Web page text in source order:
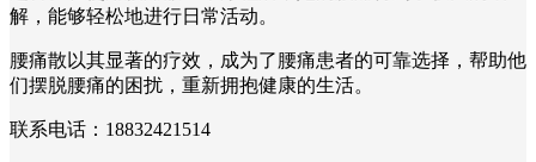
解，能够轻松地进行日常活动。
腰痛散以其显著的疗效，成为了腰痛患者的可靠选择，帮助他
们摆脱腰痛的困扰，重新拥抱健康的生活。
联系电话：18832421514